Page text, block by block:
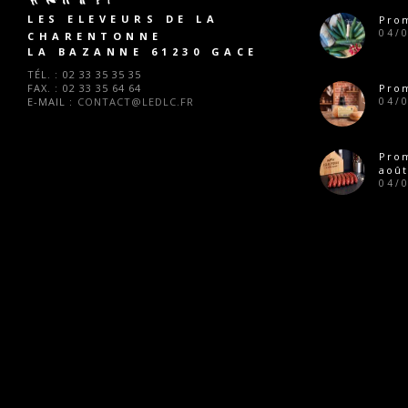
LES ELEVEURS DE LA
CHARENTONNE
LA BAZANNE 61230 GACE
TÉL. : 02 33 35 35 35
FAX. : 02 33 35 64 64
E-MAIL : CONTACT@LEDLC.FR
04/
04/
août
04/